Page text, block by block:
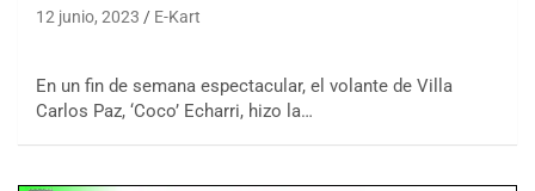
12 junio, 2023 E-Kart
En un fin de semana espectacular, el volante de Villa
Carlos Paz, ‘Coco’ Echarri, hizo la…
COBERTURA ESPECIAL DE E-KART.COM.AR